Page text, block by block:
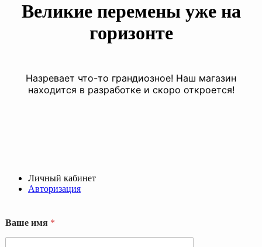
Великие перемены уже на
горизонте
Назревает что-то грандиозное! Наш магазин
находится в разработке и скоро откроется!
Личный кабинет
Авторизация
Ваше имя *